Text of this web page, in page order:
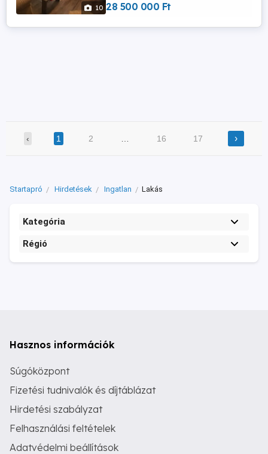
10 28 500 000 Ft
‹ 1 2 16 17 ›
Startapró Hirdetések Ingatlan Lakás
Kategória
Régió
Hasznos információk
Súgóközpont
Fizetési tudnivalók és díjtáblázat
Hirdetési szabályzat
Felhasználási feltételek
Adatvédelmi beállítások